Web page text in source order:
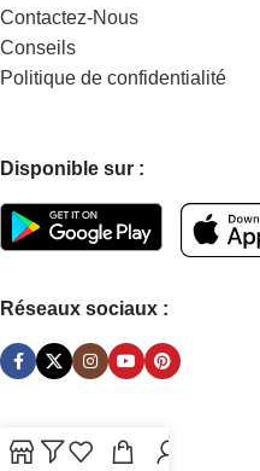
Contactez-Nous
Conseils
Politique de confidentialité
Disponible sur :
Réseaux sociaux :